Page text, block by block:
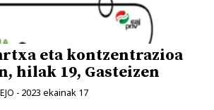
eta kontzentrazioa
hilak 19, Gasteizen
- 2023 ekainak 17